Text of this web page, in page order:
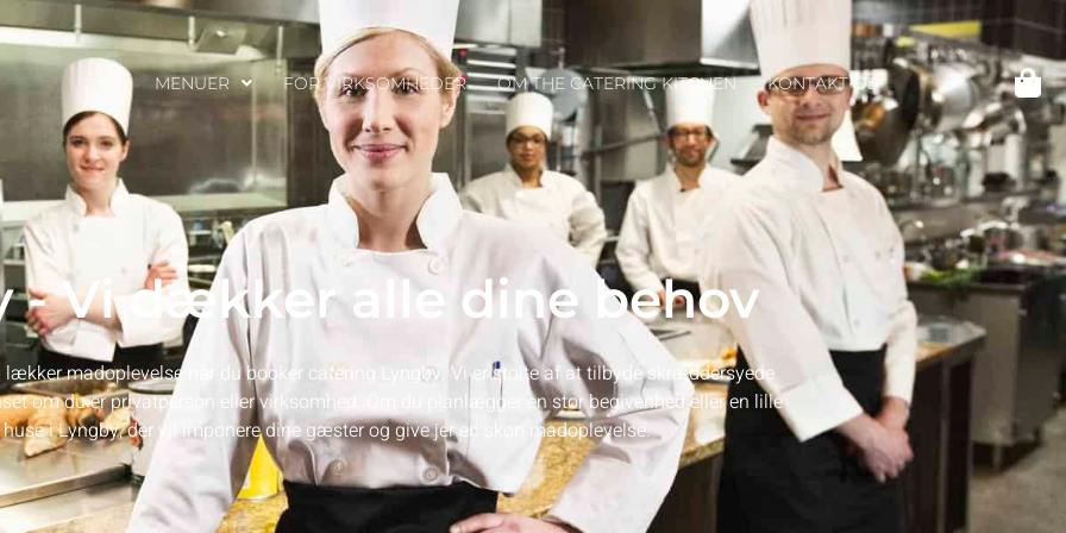
MENUER FOR VIRKSOMHEDER OM THE CATERING KITCHEN KONTAKT OS
- Vi dækker alle dine behov
madoplevelse når du booker catering Lyngby. Vi er stolte af at tilbyde skræddersyede
om du er privatperson eller virksomhed. Om du planlægger en stor begivenhed eller en lille
i Lyngby, der vil imponere dine gæster og give jer en skøn madoplevelse.